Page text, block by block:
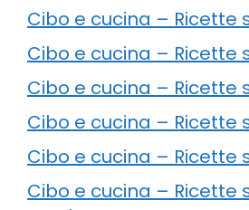
Cibo e cucina – Ricette
Cibo e cucina – Ricette
Cibo e cucina – Ricette
Cibo e cucina – Ricette
Cibo e cucina – Ricette
Cibo e cucina – Ricette